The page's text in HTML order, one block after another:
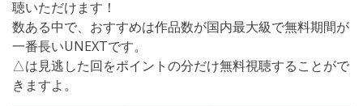
聴いただけます！
数ある中で、おすすめは作品数が国内最大級で無料期間が
一番長いUNEXTです。
△は見逃した回をポイントの分だけ無料視聴することがで
きますよ。